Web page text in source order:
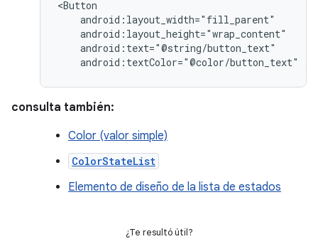
android:textColor="@color/button_text"
consulta también:
Color (valor simple)
ColorStateList
Elemento de diseño de la lista de estados
¿Te resultó útil?